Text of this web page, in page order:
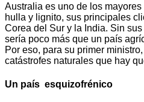
Australia es uno de los
hulla y lignito, sus principales
Corea del Sur y la India. Sin
sería poco más que un país
Por eso, para su primer
catástrofes naturales que hay
Un país esquizofrénico